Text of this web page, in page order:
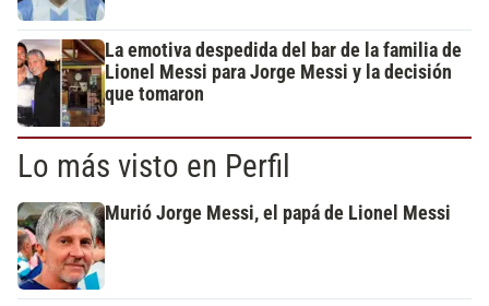
La emotiva despedida del bar de la familia de
Lionel Messi para Jorge Messi y la decisión
que tomaron
Lo más visto en Perfil
Murió Jorge Messi, el papá de Lionel Messi